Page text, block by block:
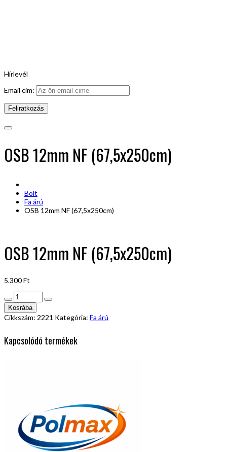
Hírlevél
Email cim:
OSB 12mm NF (67,5x250cm)
Bolt
Fa árú
OSB 12mm NF (67,5x250cm)
OSB 12mm NF (67,5x250cm)
5.300Ft
OSB
12mm
NF
(67,5x250cm)
Kosrába
Cikkszám: 2221 Kategória: Fa árú
Kapcsolódó termékek